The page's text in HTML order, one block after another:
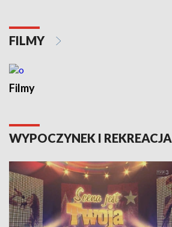
FILMY
Filmy
WYPOCZYNEK I REKREACJA